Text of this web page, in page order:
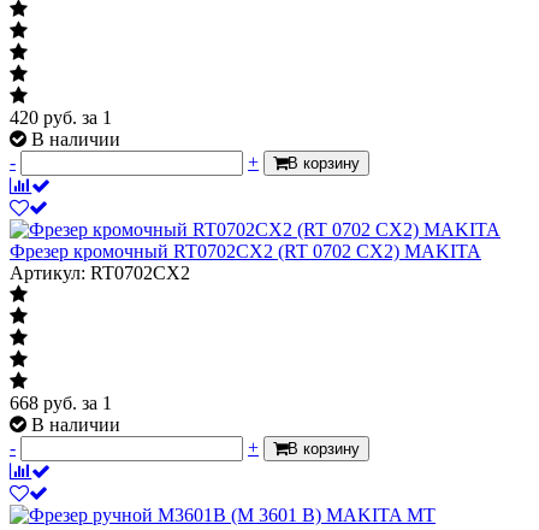
420 руб. за 1
В наличии
-
+ В корзину
Фрезер кромочный RT0702CX2 (RT 0702 CX2) MAKITA
Артикул: RT0702CX2
668 руб. за 1
В наличии
-
+ В корзину